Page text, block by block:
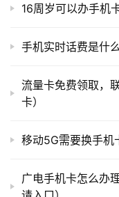
16周岁可以办手机
手机实时话费是什
流量卡免费领取，
卡）
移动5G需要换手机
广电手机卡怎么办